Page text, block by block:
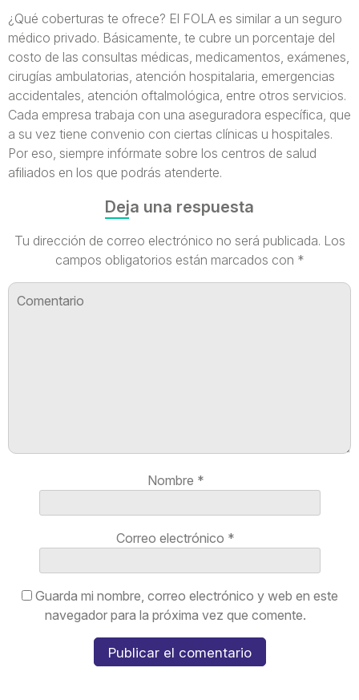
¿Qué coberturas te ofrece? El FOLA es similar a un seguro
médico privado. Básicamente, te cubre un porcentaje del
costo de las consultas médicas, medicamentos, exámenes,
cirugías ambulatorias, atención hospitalaria, emergencias
accidentales, atención oftalmológica, entre otros servicios.
Cada empresa trabaja con una aseguradora específica, que
a su vez tiene convenio con ciertas clínicas u hospitales.
Por eso, siempre infórmate sobre los centros de salud
afiliados en los que podrás atenderte.
Deja una respuesta
Tu dirección de correo electrónico no será publicada. Los
campos obligatorios están marcados con *
Nombre *
Correo electrónico *
Guarda mi nombre, correo electrónico y web en este
navegador para la próxima vez que comente.